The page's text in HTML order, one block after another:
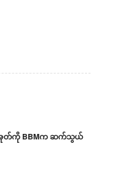
အုတ်ကို BBMက ဆက်သွယ်